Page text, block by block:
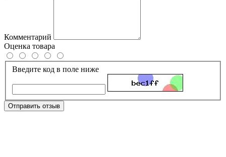
Комментарий
Оценка товара
Введите код в поле ниже
Отправить отзыв